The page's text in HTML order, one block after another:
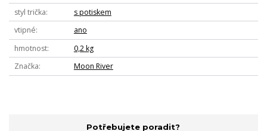
styl trička
s potiskem
vtipné
ano
hmotnost
0,2 kg
Značka
Moon River
Potřebujete poradit?